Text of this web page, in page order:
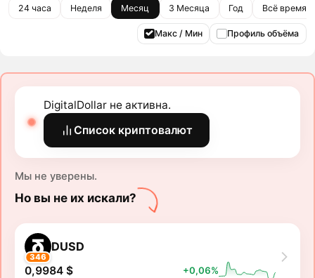
24 часа Неделя Месяц 3 Месяца Год Всё время
Макс / Мин Профиль объёма
DigitalDollar не активна.
Список криптовалют
Мы не уверены.
Но вы не их искали?
346
DUSD
0,9984 $ +0,06%